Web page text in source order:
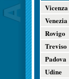
Vicenza
Venezia
Rovigo
Treviso
Padova
Udine